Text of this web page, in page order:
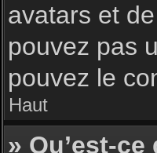
avatars et
pouvez pas
pouvez le
Haut
» Qu’est-